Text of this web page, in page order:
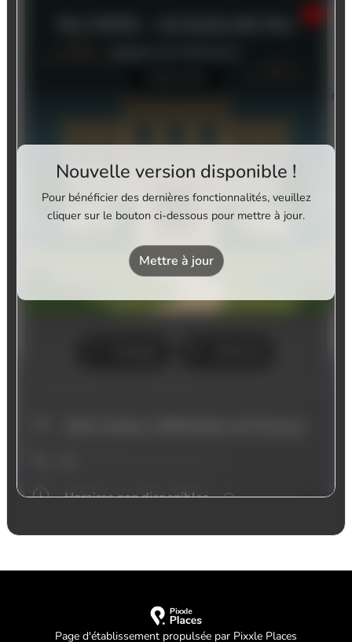
Page d'établissement propulsée par Pixxle Places